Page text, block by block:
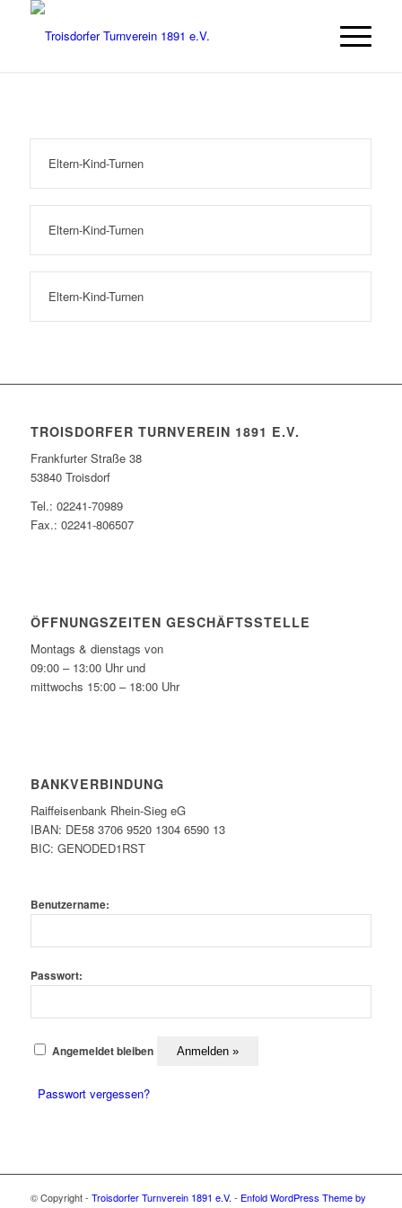
Eltern-Kind-Turnen
Eltern-Kind-Turnen
Eltern-Kind-Turnen
TROISDORFER TURNVEREIN 1891 E.V.
Frankfurter Straße 38
53840 Troisdorf
Tel.: 02241-70989
Fax.: 02241-806507
ÖFFNUNGSZEITEN GESCHÄFTSSTELLE
Montags & dienstags von
09:00 – 13:00 Uhr und
mittwochs 15:00 – 18:00 Uhr
BANKVERBINDUNG
Raiffeisenbank Rhein-Sieg eG
IBAN: DE58 3706 9520 1304 6590 13
BIC: GENODED1RST
Benutzername:
Passwort:
Angemeldet bleiben
Passwort vergessen?
© Copyright - Troisdorfer Turnverein 1891 e.V. - Enfold WordPress Theme by